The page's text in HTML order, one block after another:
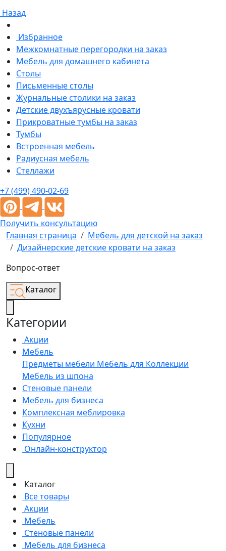
Назад
Избранное
Межкомнатные перегородки на заказ
Мебель для домашнего кабинета
Столы
Письменные столы
Журнальные столики на заказ
Детские двухъярусные кровати
Прикроватные тумбы на заказ
Тумбы
Встроенная мебель
Радиусная мебель
Стеллажи
+7 (499) 490-02-69
Получить консультацию
Главная страница
Мебель для детской на заказ
Дизайнерские детские кровати на заказ
Вопрос-ответ
Каталог
Категории
Акции
Мебель
Предметы мебели Мебель для Коллекции
Мебель из шпона
Стеновые панели
Мебель для бизнеса
Комплексная меблировка
Кухни
Популярное
Онлайн-конструктор
Каталог
Все товары
Акции
Мебель
Стеновые панели
Мебель для бизнеса